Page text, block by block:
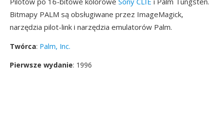
Bitmapy PALM są obsługiwane przez ImageMagick,
narzędzia pilot-link i narzędzia emulatorów Palm.
Twórca: Palm, Inc.
Pierwsze wydanie: 1996